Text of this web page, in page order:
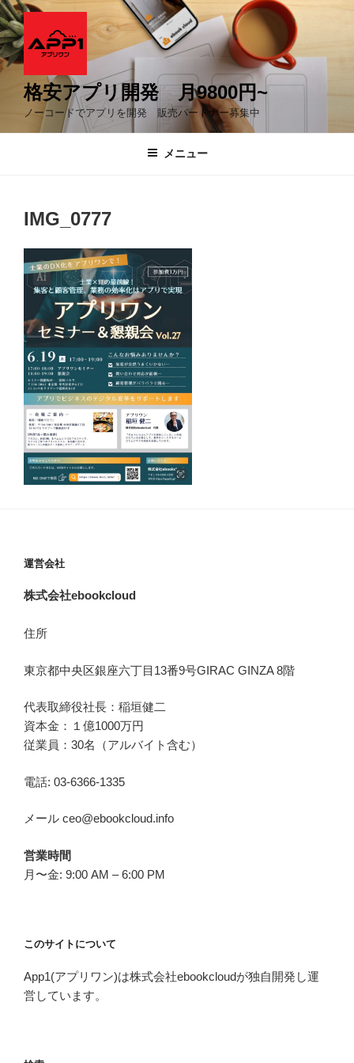
コ
ン
テ
ン
格安アプリ開発 月9800円~
ノーコードでアプリを開発 販売パートナー募集中
メニュー
IMG_0777
運営会社
株式会社ebookcloud
住所
東京都中央区銀座六丁目 13番9号GIRAC GINZA 8階
代表取締役社長：稲垣健二
資本金：１億1000万円
従業員：30名（アルバイト含む）
電話: 03-6366-1335
メール ceo@ebookcloud.info
営業時間
月〜金: 9:00 AM – 6:00 PM
このサイトについて
App1(アプリワン)は株式会社ebookcloudが独自開発し運
営しています。